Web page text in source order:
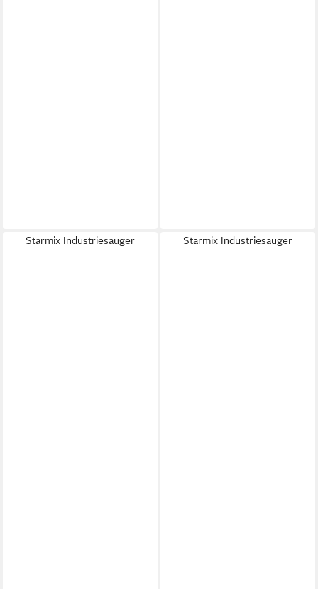
Starmix Industriesauger Starmix Industriesauger